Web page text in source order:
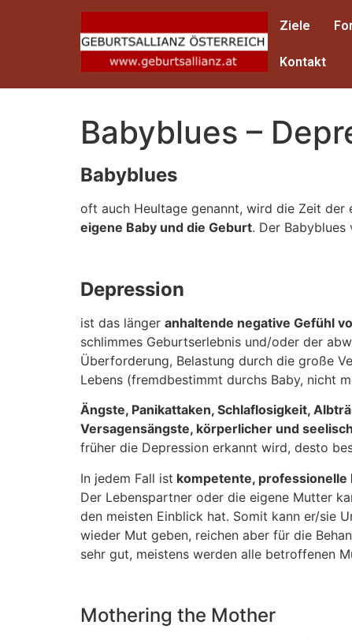
Ziele
Kontakt
Babyblues –
Babyblues
oft auch Heultage genannt, wird die Zeit der
eigene Baby und die Geburt. Der
Depression
ist das länger anhaltende negative Gefühl
schlimmes Geburtserlebnis und/oder der
Überforderung, Belastung durch die große
Lebens (fremdbestimmt durchs Baby, nicht
Ängste, Panikattaken, Schlaflosigkeit,
Versagensängste, körperlicher und
früher die Depression erkannt wird, desto
In jedem Fall ist kompetente, professionelle
Der Lebenspartner oder die eigene Mutter
den meisten Einblick hat. Somit kann er/sie
wieder Mut geben, reichen aber für die
sehr gut, meistens werden alle betroffenen
Mothering the Mother